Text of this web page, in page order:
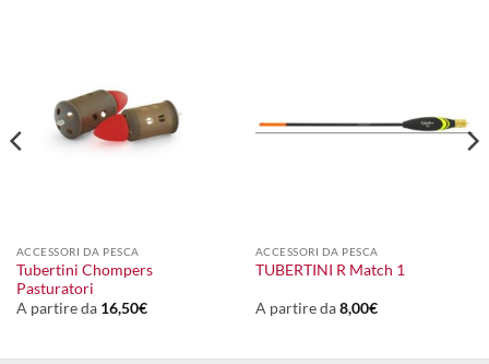
ACCESSORI DA PESCA
Tubertini Chompers
Pasturatori
A partire da 16,50€
ACCESSORI DA PESCA
TUBERTINI R Match 1
A partire da8,00€